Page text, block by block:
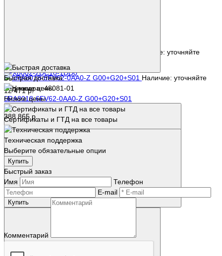
Наличие: уточняйте
Код товара: 46633-01
6FX8002-2DC10-1DD0
12 471 р.
Купить
Наличие: уточняйте
Код товара: 48081-01
6RA8018-6FV62-0AA0-Z G00+G20+S01
388 865 р.
Купить
Быстрая доставка
Низкие цены
Сертификаты и ГТД на все товары
Техническая поддержка
Выберите обязательные опции
Купить
Быстрый заказ
Имя
Телефон
E-mail
Комментарий